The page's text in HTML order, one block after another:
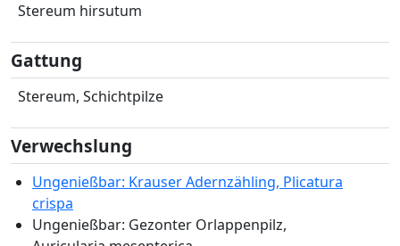
Stereum hirsutum
Gattung
Stereum, Schichtpilze
Verwechslung
Ungenießbar: Krauser Adernzähling, Plicatura
crispa
Ungenießbar: Gezonter Orlappenpilz,